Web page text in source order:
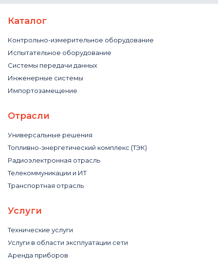
Каталог
Контрольно-измерительное оборудование
Испытательное оборудование
Системы передачи данных
Инженерные системы
Импортозамещение
Отрасли
Универсальные решения
Топливно-энергетический комплекс (ТЭК)
Радиоэлектронная отрасль
Телекоммуникации и ИТ
Транспортная отрасль
Услуги
Технические услуги
Услуги в области эксплуатации сети
Аренда приборов